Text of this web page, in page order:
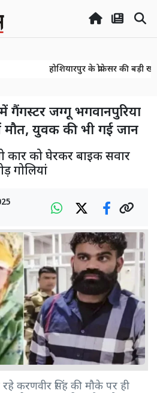
होशियारपुर के प्रोफेसर की बड़ी
गैंगस्टर जग्गू भगवानपुरिया
मौत, युवक की भी गई जान
कार को घेरकर बाइक सवार
गोलियां
करणवीर सिंह की मौके पर ही